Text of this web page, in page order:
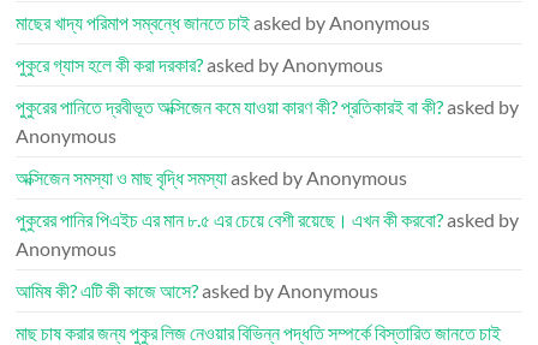
মাছের খাদ্য পরিমাপ সম্বন্ধে জানতে চাইasked by Anonymous
পুকুরে গ্যাস হলে কী করা দরকার?asked by Anonymous
পুকুরের পানিতে দ্রবীভূত অক্সিজেন কমে যাওয়া কারণ কী? প্রতিকারই বা কী?asked by
Anonymous
অক্সিজেন সমস্যা ও মাছ বৃদ্ধি সমস্যাasked by Anonymous
পুকুরের পানির পিএইচ এর মান ৮.৫ এর চেয়ে বেশী রয়েছে। এখন কী করবো?asked by
Anonymous
আমিষ কী? এটি কী কাজে আসে?asked by Anonymous
মাছ চাষ করার জন্য পুকুর লিজ নেওয়ার বিভিন্ন পদ্ধতি সম্পর্কে বিস্তারিত জানতে চাই